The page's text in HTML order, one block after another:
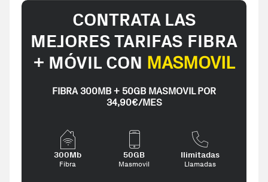
CONTRATA LAS
MEJORES TARIFAS FIBRA
+ MÓVIL CON MASMOVIL
FIBRA 300MB + 50GB MASMOVIL POR
34,90€/MES
300Mb
Fibra
50GB
Masmovil
Ilimitadas
Llamadas